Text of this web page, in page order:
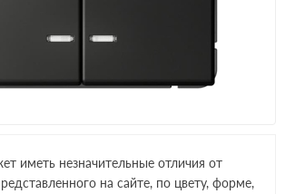
иметь незначительные отличия от
на сайте, по цвету, форме,